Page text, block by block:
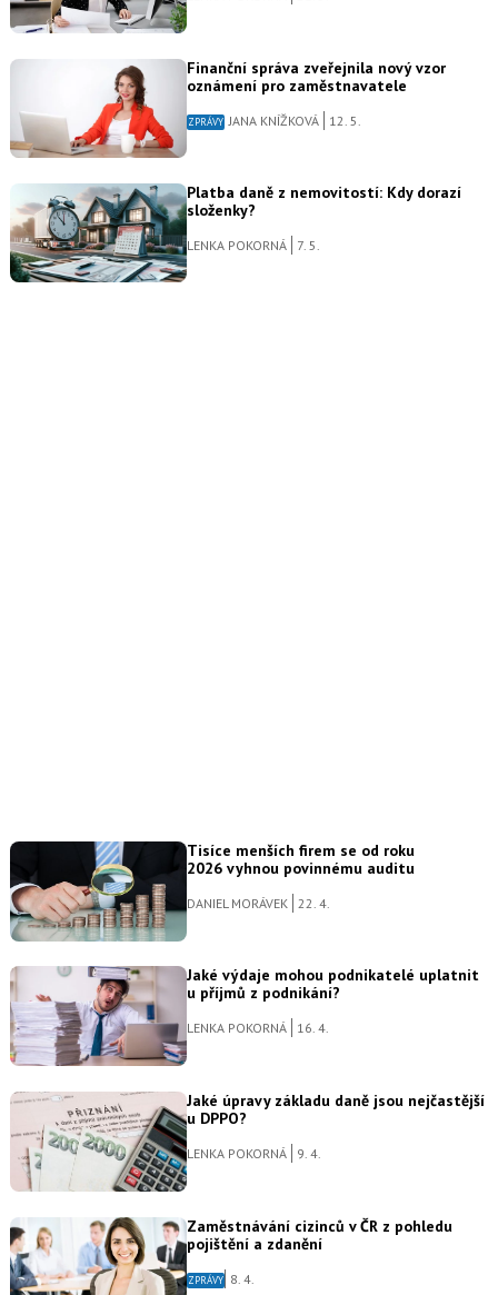
Finanční správa zveřejnila nový vzor
oznámení pro zaměstnavatele
ZPRÁVY JANA KNÍŽKOVÁ 12. 5.
Platba daně z nemovitostí: Kdy dorazí
složenky?
LENKA POKORNÁ 7. 5.
Tisíce menších firem se od roku
2026 vyhnou povinnému auditu
DANIEL MORÁVEK 22. 4.
Jaké výdaje mohou podnikatelé uplatnit
u příjmů z podnikání?
LENKA POKORNÁ 16. 4.
Jaké úpravy základu daně jsou nejčastější
u DPPO?
LENKA POKORNÁ 9. 4.
Zaměstnávání cizinců v ČR z pohledu
pojištění a zdanění
ZPRÁVY 8. 4.